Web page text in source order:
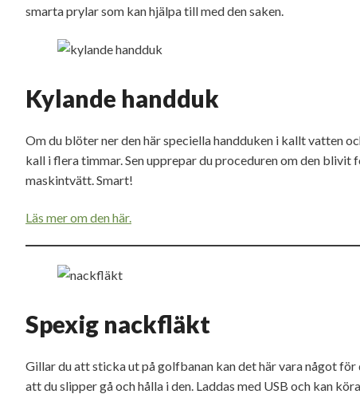
smarta prylar som kan hjälpa till med den saken.
Kylande handduk
Om du blöter ner den här speciella handduken i kallt vatten
kall i flera timmar. Sen upprepar du proceduren om den blivit
maskintvätt. Smart!
Läs mer om den här.
Spexig nackfläkt
Gillar du att sticka ut på golfbanan kan det här vara något
att du slipper gå och hålla i den. Laddas med USB och kan